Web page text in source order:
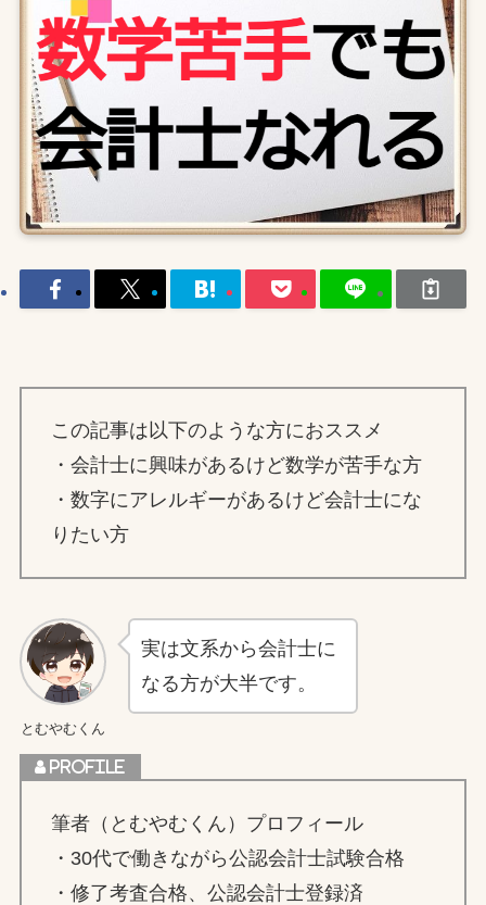
この記事は以下のような方におススメ
・会計士に興味があるけど数学が苦手な方
・数字にアレルギーがあるけど会計士にな
りたい方
とむやむくん
実は文系から会計士に
なる方が大半です。
筆者（とむやむくん）プロフィール
・30代で働きながら公認会計士試験合格
・修了考査合格、公認会計士登録済